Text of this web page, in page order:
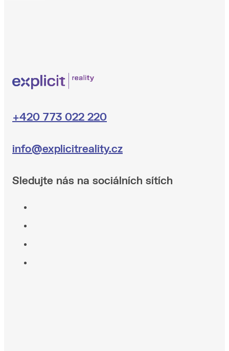
+420 773 022 220
info@explicitreality.cz
Sledujte nás na sociálních sítích